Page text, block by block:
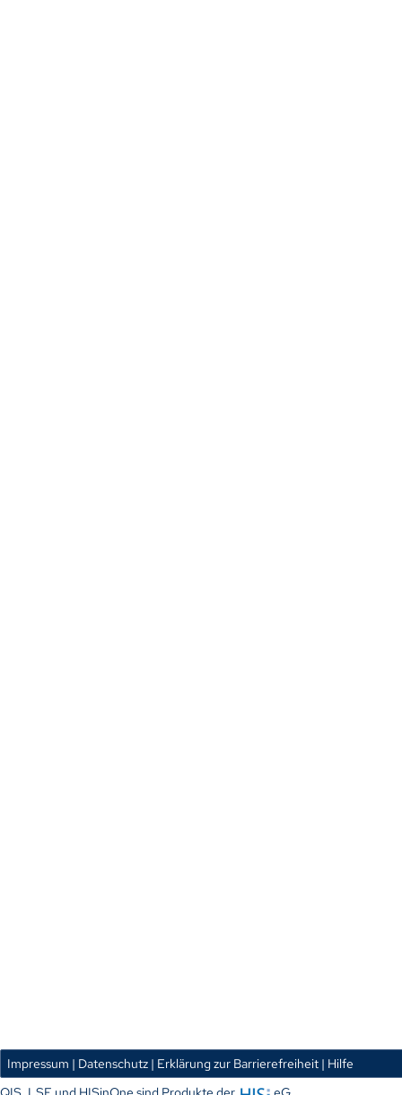
Impressum | Datenschutz | Erklärung zur Barrierefreiheit | Hilfe